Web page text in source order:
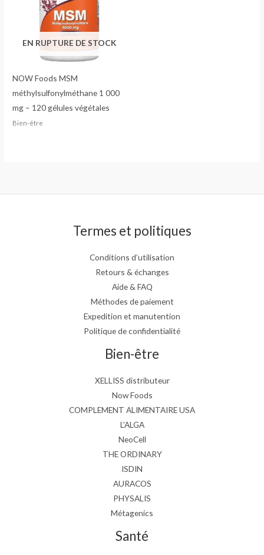
EN RUPTURE DE STOCK
NOW Foods MSM
méthylsulfonylméthane 1 000
mg – 120 gélules végétales
Bien-être
Termes et politiques
Conditions d’utilisation
Retours & échanges
Aide & FAQ
Méthodes de paiement
Expedition et manutention
Politique de confidentialité
Bien-être
XELLISS distributeur
Now Foods
COMPLEMENT ALIMENTAIRE USA
L’ALGA
NeoCell
THE ORDINARY
ISDIN
AURACOS
PHYSALIS
Métagenics
Santé